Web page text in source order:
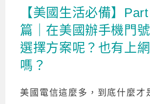
【美國生活必備】
篇｜在美國辦手機門
選擇方案呢？也有上
嗎？
美國電信這麼多，到底什麼才